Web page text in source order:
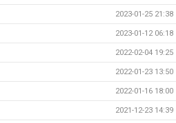
2023-01-25 21:38
2023-01-12 06:18
2022-02-04 19:25
2022-01-23 13:50
2022-01-16 18:00
2021-12-23 14:39